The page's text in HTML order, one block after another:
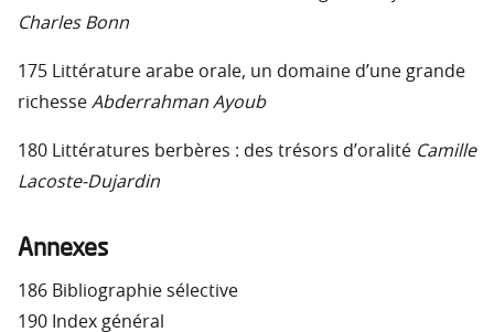
Charles Bonn
175 Littérature arabe orale, un domaine d’une grande
richesse Abderrahman Ayoub
180 Littératures berbères : des trésors d’oralité Camille
Lacoste-Dujardin
Annexes
186 Bibliographie sélective
190 Index général